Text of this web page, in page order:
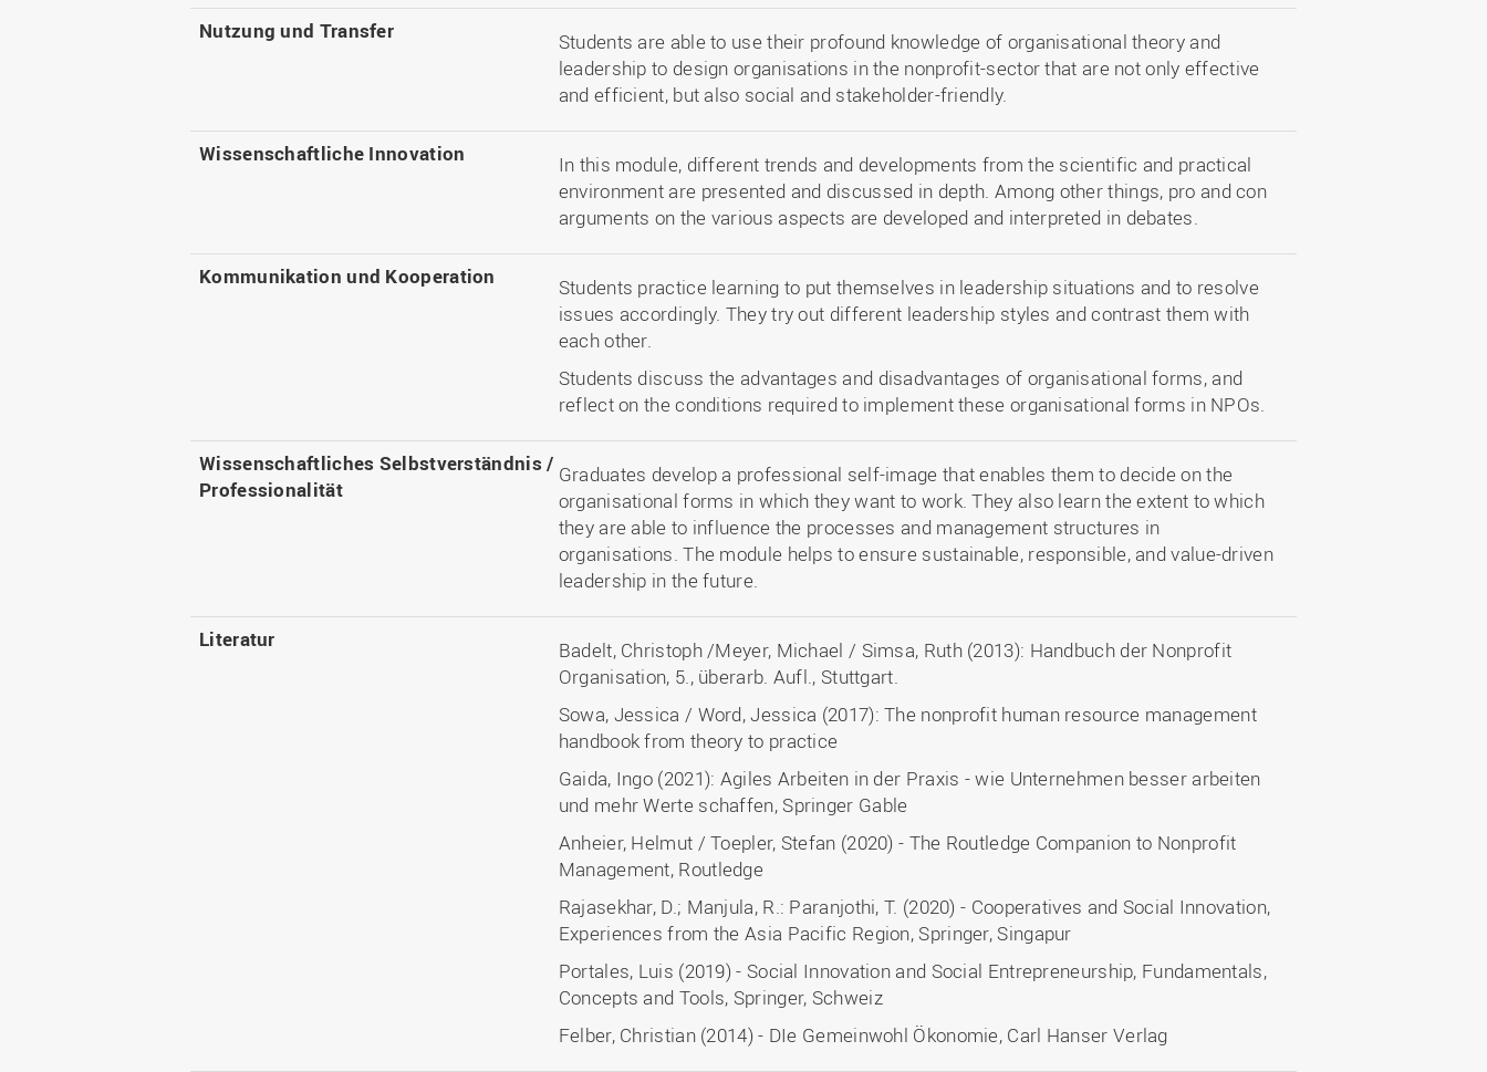
Nutzung und Transfer
Students are able to use their profound knowledge of organisational theory and
leadership to design organisations in the nonprofit-sector that are not only effective
and efficient, but also social and stakeholder-friendly.
Wissenschaftliche Innovation
In this module, different trends and developments from the scientific and practical
environment are presented and discussed in depth. Among other things, pro and con
arguments on the various aspects are developed and interpreted in debates.
Kommunikation und Kooperation
Students practice learning to put themselves in leadership situations and to resolve
issues accordingly. They try out different leadership styles and contrast them with
each other.
Students discuss the advantages and disadvantages of organisational forms, and
reflect on the conditions required to implement these organisational forms in NPOs.
Wissenschaftliches Selbstverständnis /
Professionalität
Graduates develop a professional self-image that enables them to decide on the
organisational forms in which they want to work. They also learn the extent to which
they are able to influence the processes and management structures in
organisations. The module helps to ensure sustainable, responsible, and value-driven
leadership in the future.
Literatur
Badelt, Christoph /Meyer, Michael / Simsa, Ruth (2013): Handbuch der Nonprofit
Organisation, 5., überarb. Aufl., Stuttgart.
Sowa, Jessica / Word, Jessica (2017): The nonprofit human resource management
handbook from theory to practice
Gaida, Ingo (2021): Agiles Arbeiten in der Praxis - wie Unternehmen besser arbeiten
und mehr Werte schaffen, Springer Gable
Anheier, Helmut / Toepler, Stefan (2020) - The Routledge Companion to Nonprofit
Management, Routledge
Rajasekhar, D.; Manjula, R.: Paranjothi, T. (2020) - Cooperatives and Social Innovation,
Experiences from the Asia Pacific Region, Springer, Singapur
Portales, Luis (2019) - Social Innovation and Social Entrepreneurship, Fundamentals,
Concepts and Tools, Springer, Schweiz
Felber, Christian (2014) - DIe Gemeinwohl Ökonomie, Carl Hanser Verlag